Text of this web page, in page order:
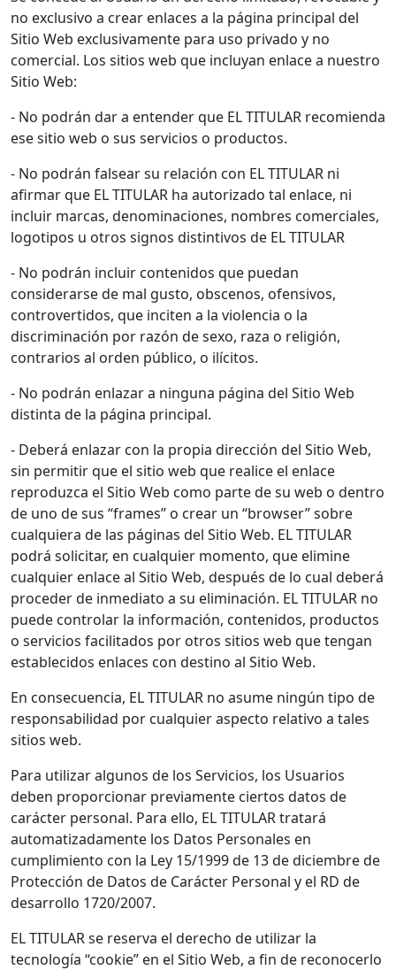
no exclusivo a crear enlaces a la página principal del
Sitio Web exclusivamente para uso privado y no
comercial. Los sitios web que incluyan enlace a nuestro
Sitio Web:
- No podrán dar a entender que EL TITULAR recomienda
ese sitio web o sus servicios o productos.
- No podrán falsear su relación con EL TITULAR ni
afirmar que EL TITULAR ha autorizado tal enlace, ni
incluir marcas, denominaciones, nombres comerciales,
logotipos u otros signos distintivos de EL TITULAR
- No podrán incluir contenidos que puedan
considerarse de mal gusto, obscenos, ofensivos,
controvertidos, que inciten a la violencia o la
discriminación por razón de sexo, raza o religión,
contrarios al orden público, o ilícitos.
- No podrán enlazar a ninguna página del Sitio Web
distinta de la página principal.
- Deberá enlazar con la propia dirección del Sitio Web,
sin permitir que el sitio web que realice el enlace
reproduzca el Sitio Web como parte de su web o dentro
de uno de sus “frames” o crear un “browser” sobre
cualquiera de las páginas del Sitio Web. EL TITULAR
podrá solicitar, en cualquier momento, que elimine
cualquier enlace al Sitio Web, después de lo cual deberá
proceder de inmediato a su eliminación. EL TITULAR no
puede controlar la información, contenidos, productos
o servicios facilitados por otros sitios web que tengan
establecidos enlaces con destino al Sitio Web.
En consecuencia, EL TITULAR no asume ningún tipo de
responsabilidad por cualquier aspecto relativo a tales
sitios web.
Para utilizar algunos de los Servicios, los Usuarios
deben proporcionar previamente ciertos datos de
carácter personal. Para ello, EL TITULAR tratará
automatizadamente los Datos Personales en
cumplimiento con la Ley 15/1999 de 13 de diciembre de
Protección de Datos de Carácter Personal y el RD de
desarrollo 1720/2007.
EL TITULAR se reserva el derecho de utilizar la
tecnología “cookie” en el Sitio Web, a fin de reconocerlo